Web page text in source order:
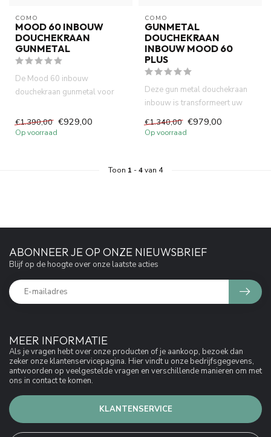
COMO
MOOD 60 INBOUW
DOUCHEKRAAN
GUNMETAL
De Mood 60 inbouw
douchekraan gunmetal voor
messi...
€1.390,00 €929,00
Op voorraad
COMO
GUNMETAL
DOUCHEKRAAN
INBOUW MOOD 60
PLUS
Deze gun metal douchekraan
inbouw is transformeert uw
douche en badkamer ruimte ...
€1.340,00 €979,00
Op voorraad
Toon 1 -4van 4
MEER INFORMATIE
Als je vragen hebt over onze producten of je aankoop, bezoek dan
zeker onze klantenservicepagina. Hier vindt u onze bedrijfsgegevens,
antwoorden op veelgestelde vragen en verschillende manieren om met
ons in contact te komen.
KLANTENSERVICE
ABONNEER JE OP ONZE NIEUWSBRIEF
Blijf op de hoogte over onze laatste acties